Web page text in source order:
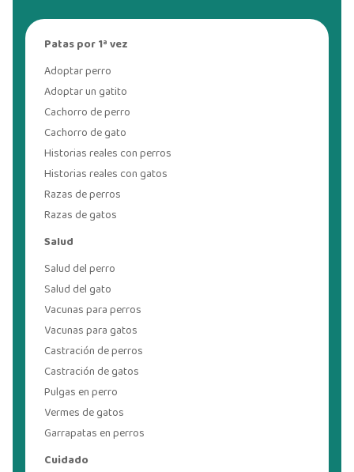
Patas por 1ª vez
Adoptar perro
Adoptar un gatito
Cachorro de perro
Cachorro de gato
Historias reales con perros
Historias reales con gatos
Razas de perros
Razas de gatos
Salud
Salud del perro
Salud del gato
Vacunas para perros
Vacunas para gatos
Castración de perros
Castración de gatos
Pulgas en perro
Vermes de gatos
Garrapatas en perros
Cuidado